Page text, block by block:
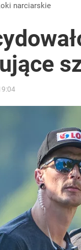
narciarskie